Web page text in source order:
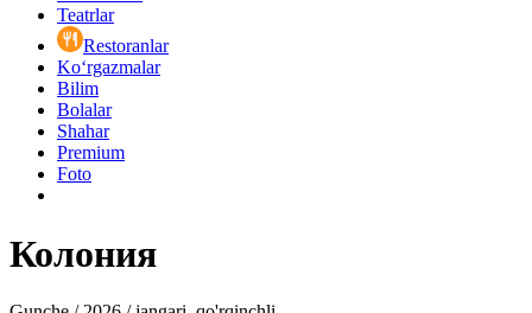
Teatrlar
Restoranlar
Ko‘rgazmalar
Bilim
Bolalar
Shahar
Premium
Foto
Колония